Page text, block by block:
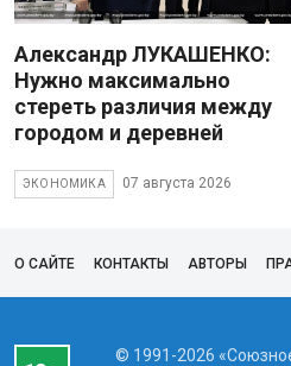
Александр ЛУКАШЕНКО:
Нужно максимально
стереть различия между
городом и деревней
ЭКОНОМИКА 07 августа 2026
О САЙТЕ КОНТАКТЫ АВТОРЫ
© 1991-2026